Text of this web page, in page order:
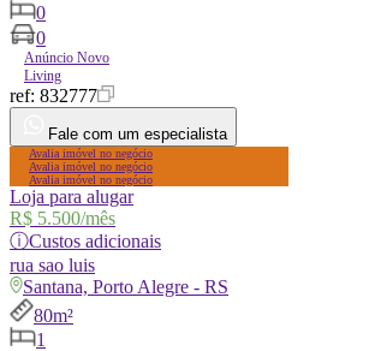
0
0
Anúncio Novo
Living
ref: 832777
Fale com um especialista
Avalia imóvel no negócio
Avalia imóvel no negócio
Avalia imóvel no negócio
Loja para alugar
R$ 5.500/mês
ⓘCustos adicionais
rua sao luis
Santana, Porto Alegre - RS
80m²
1